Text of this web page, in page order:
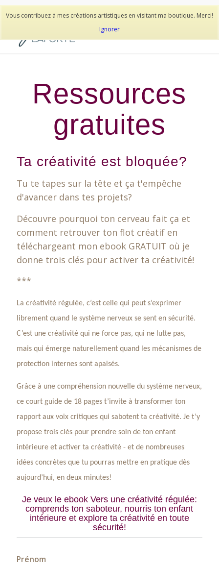
Vous contribuez à mes créations artistiques en visitant ma boutique. Merci!
Ignorer
514-278-9938
Ressources
gratuites
Ta créativité est bloquée?
Tu te tapes sur la tête et ça t'empêche
d'avancer dans tes projets?
Découvre pourquoi ton cerveau fait ça et
comment retrouver ton flot créatif en
téléchargeant mon ebook GRATUIT où je
donne trois clés pour activer ta créativité!
***
La créativité régulée, c’est celle qui peut s’exprimer
librement quand le système nerveux se sent en sécurité.
C’est une créativité qui ne force pas, qui ne lutte pas,
mais qui émerge naturellement quand les mécanismes de
protection internes sont apaisés.
Grâce à une compréhension nouvelle du système nerveux,
ce court guide de 18 pages t’invite à transformer ton
rapport aux voix critiques qui sabotent ta créativité. Je t’y
propose trois clés pour prendre soin de ton enfant
intérieure et activer ta créativité - et de nombreuses
idées concrètes que tu pourras mettre en pratique dès
aujourd’hui, en deux minutes!
Je veux le ebook Vers une créativité régulée:
comprends ton saboteur, nourris ton enfant
intérieure et explore ta créativité en toute
sécurité!
Prénom